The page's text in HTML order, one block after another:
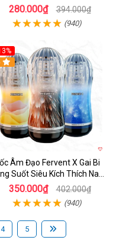
280.000₫ 394.000₫
(940)
Âm Đạo Fervent X Gai Bi
Suốt Siêu Kích Thích Nam
Giới
350.000₫ 402.000₫
(940)
4 5